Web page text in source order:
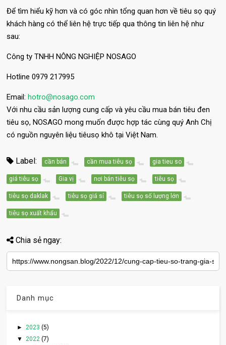
Để tìm hiểu kỹ hơn và có góc nhìn tổng quan hơn về tiêu sọ quý
khách hàng có thể liên hệ trực tiếp qua thông tin liên hệ như
sau:
Công ty TNHH NÔNG NGHIỆP NOSAGO
Hotline 0979 217995
Email: hotro@nosago.com
Với nhu cầu sản lượng cung cấp và yêu cầu mua bán tiêu đen
tiêu sọ, NOSAGO mong muốn được hợp tác cùng quý Anh Chị
có nguồn nguyên liệu tiêusọ khô tại Việt Nam.
Label: cần bán cần mua tiêu sọ gia tieu so
giá tiêu sọ Gia vị nơi bán tiêu sọ tiêu sọ
tiêu sọ daklak tiêu sọ giá sỉ tiêu sọ số lượng lớn
tiêu sọ xuất khẩu
Chia sẻ ngay:
Danh mục
►2023(5)
▼2022(7)